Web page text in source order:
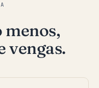
menos,
vengas.